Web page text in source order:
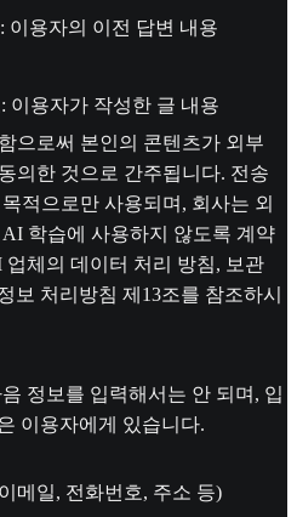
이용자의 이전 답변 내용
이용자가 작성한 글 내용
으로써 본인의 콘텐츠가 외부
의한 것으로 간주됩니다. 전송
적으로만 사용되며, 회사는 외
학습에 사용하지 않도록 계약
체의 데이터 처리 방침, 보관
보 처리방침 제13조를 참조하시
정보를 입력해서는 안 되며, 입
이용자에게 있습니다.
메일, 전화번호, 주소 등)